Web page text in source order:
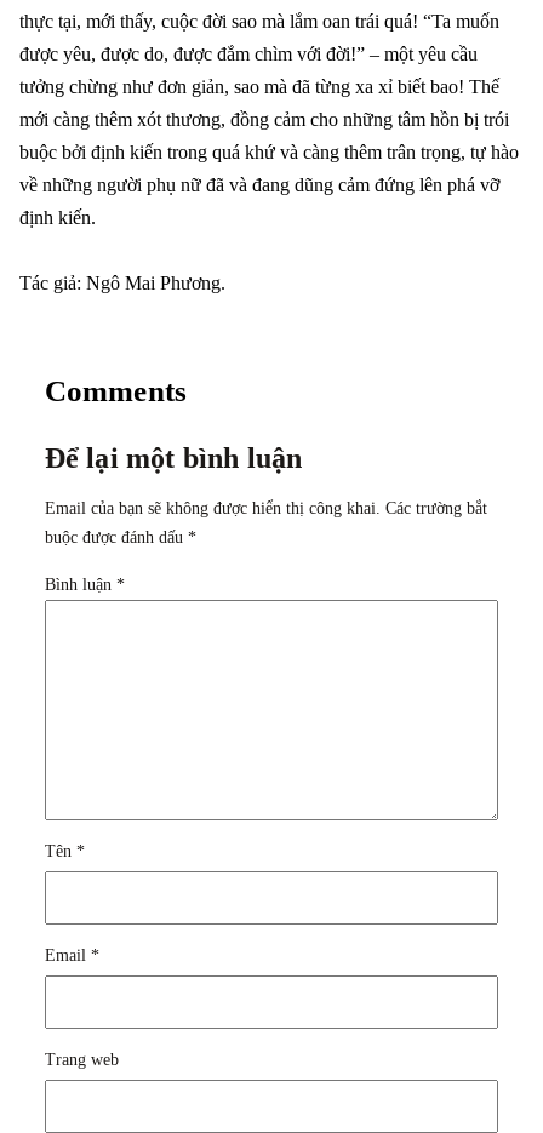
thực tại, mới thấy, cuộc đời sao mà lắm oan trái quá! “Ta muốn
được yêu, được do, được đắm chìm với đời!” – một yêu cầu
tưởng chừng như đơn giản, sao mà đã từng xa xỉ biết bao! Thế
mới càng thêm xót thương, đồng cảm cho những tâm hồn bị trói
buộc bởi định kiến trong quá khứ và càng thêm trân trọng, tự hào
về những người phụ nữ đã và đang dũng cảm đứng lên phá vỡ
định kiến.
Tác giả: Ngô Mai Phương.
Comments
Để lại một bình luận
Email của bạn sẽ không được hiển thị công khai. Các trường bắt
buộc được đánh dấu *
Bình luận *
Tên *
Email *
Trang web